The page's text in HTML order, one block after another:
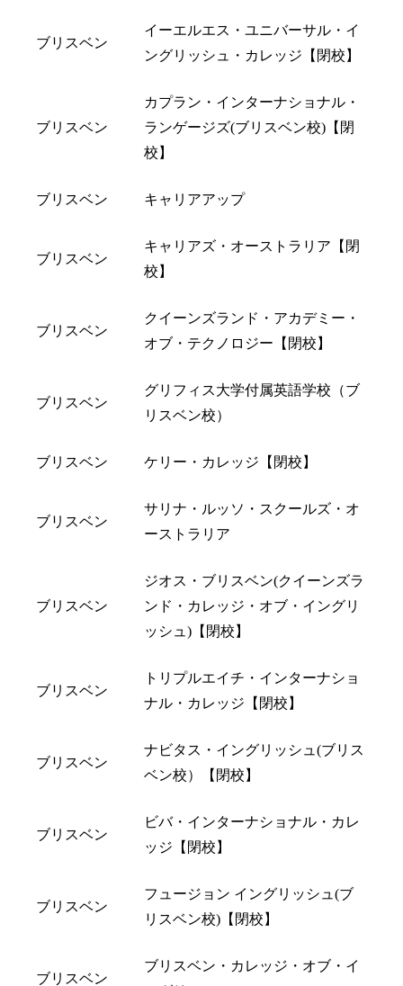
ブリスベン
イーエルエス・ユニバーサル・イ
ングリッシュ・カレッジ【閉校】
ブリスベン
カプラン・インターナショナル・
ランゲージズ(ブリスベン校)【閉
校】
ブリスベン キャリアアップ
ブリスベン
キャリアズ・オーストラリア【閉
校】
ブリスベン
クイーンズランド・アカデミー・
オブ・テクノロジー【閉校】
ブリスベン
グリフィス大学付属英語学校（ブ
リスベン校）
ブリスベン ケリー・カレッジ【閉校】
ブリスベン
サリナ・ルッソ・スクールズ・オ
ーストラリア
ブリスベン
ジオス・ブリスベン(クイーンズラ
ンド・カレッジ・オブ・イングリ
ッシュ)【閉校】
ブリスベン
トリプルエイチ・インターナショ
ナル・カレッジ【閉校】
ブリスベン
ナビタス・イングリッシュ(ブリス
ベン校）【閉校】
ブリスベン
ビバ・インターナショナル・カレ
ッジ【閉校】
ブリスベン
フュージョン イングリッシュ(ブ
リスベン校)【閉校】
ブリスベン
ブリスベン・カレッジ・オブ・イ